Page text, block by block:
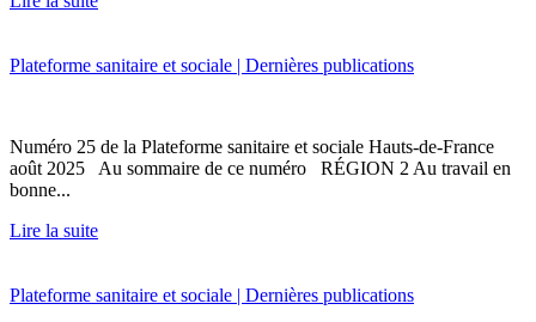
Plateforme sanitaire et sociale | Dernières publications
Numéro 25 de la Plateforme sanitaire et sociale Hauts-de-France
août 2025 Au sommaire de ce numéro RÉGION 2 Au travail en
bonne...
Lire la suite
Plateforme sanitaire et sociale | Dernières publications